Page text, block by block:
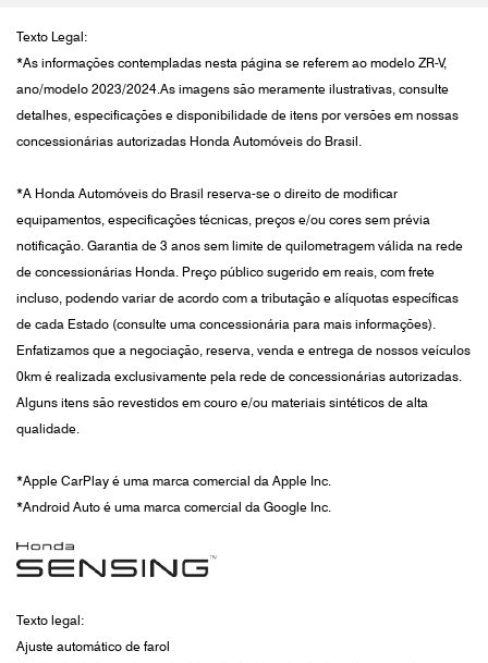
Texto Legal:
*As informações contempladas nesta página se referem ao modelo ZR-V,
ano/modelo 2023/2024.As imagens são meramente ilustrativas, consulte
detalhes, especificações e disponibilidade de itens por versões em nossas
concessionárias autorizadas Honda Automóveis do Brasil.
*A Honda Automóveis do Brasil reserva-se o direito de modificar
equipamentos, especificações técnicas, preços e/ou cores sem prévia
notificação. Garantia de 3 anos sem limite de quilometragem válida na rede
de concessionárias Honda. Preço público sugerido em reais, com frete
incluso, podendo variar de acordo com a tributação e alíquotas específicas
de cada Estado (consulte uma concessionária para mais informações).
Enfatizamos que a negociação, reserva, venda e entrega de nossos veículos
0km é realizada exclusivamente pela rede de concessionárias autorizadas.
Alguns itens são revestidos em couro e/ou materiais sintéticos de alta
qualidade.
*Apple CarPlay é uma marca comercial da Apple Inc.
*Android Auto é uma marca comercial da Google Inc.
Texto legal:
Ajuste automático de farol